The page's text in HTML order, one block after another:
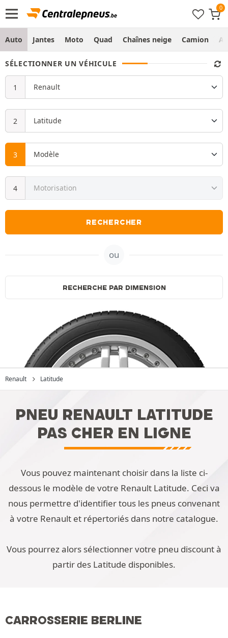
Auto Jantes Moto Quad Chaînes neige Camion
SÉLECTIONNER UN VÉHICULE
RECHERCHER
ou
RECHERCHE PAR DIMENSION
Renault Latitude
PNEU RENAULT LATITUDE
PAS CHER EN LIGNE
Vous pouvez maintenant choisir dans la liste ci-
dessous le modèle de votre Renault Latitude. Ceci va
nous permettre d'identifier tous les pneus convenant
à votre Renault et répertoriés dans notre catalogue.
Vous pourrez alors sélectionner votre pneu discount à
partir des Latitude disponibles.
CARROSSERIE BERLINE